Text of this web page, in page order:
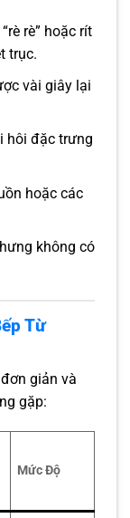
rè” hoặc rít
trục.
vài giây lại
hôi đặc trưng
hoặc các
không có
Từ
giản và
gặp:
Mức Độ